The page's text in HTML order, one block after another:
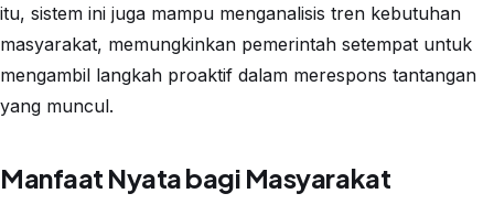
itu, sistem ini juga mampu menganalisis tren kebutuhan
masyarakat, memungkinkan pemerintah setempat untuk
mengambil langkah proaktif dalam merespons tantangan
yang muncul.
Manfaat Nyata bagi Masyarakat